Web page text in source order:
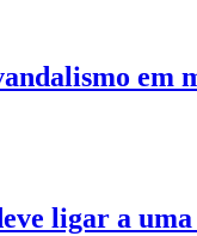
em
ligar a